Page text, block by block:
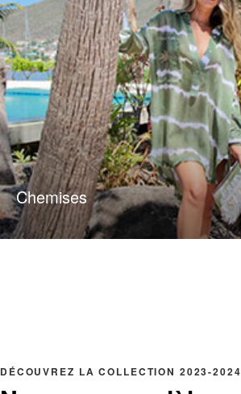
Chemises
DÉCOUVREZ LA COLLECTION 2023-2024